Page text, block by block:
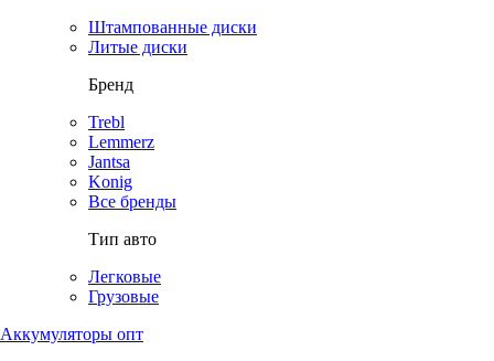
Штампованные диски
Литые диски
Бренд
Trebl
Lemmerz
Jantsa
Konig
Все бренды
Тип авто
Легковые
Грузовые
Аккумуляторы опт